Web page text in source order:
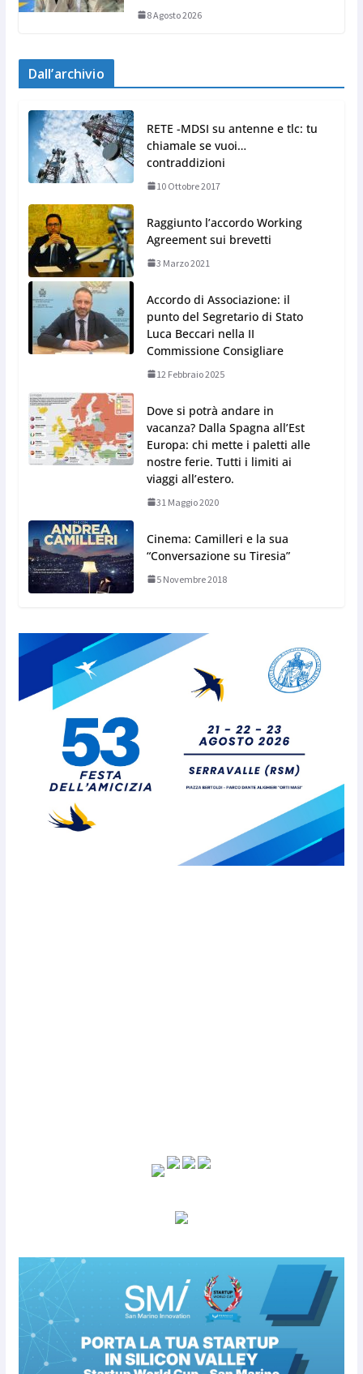
8 Agosto 2026
Dall’archivio
RETE -MDSI su antenne e tlc: tu
chiamale se vuoi…
contraddizioni
10 Ottobre 2017
Raggiunto l’accordo Working
Agreement sui brevetti
3 Marzo 2021
Accordo di Associazione: il
punto del Segretario di Stato
Luca Beccari nella II
Commissione Consigliare
12 Febbraio 2025
Dove si potrà andare in
vacanza? Dalla Spagna all’Est
Europa: chi mette i paletti alle
nostre ferie. Tutti i limiti ai
viaggi all’estero.
31 Maggio 2020
Cinema: Camilleri e la sua
“Conversazione su Tiresia”
5 Novembre 2018